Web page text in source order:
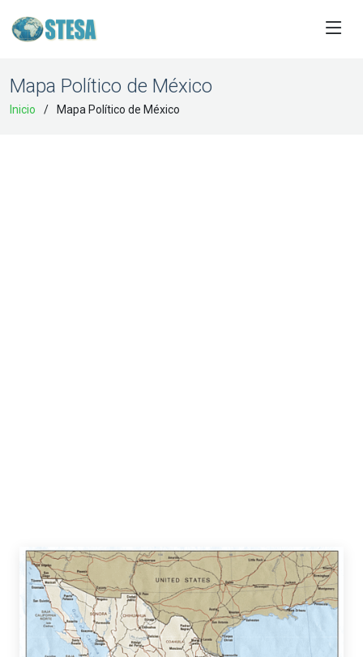
Mapa Político de México
Inicio Mapa Político de México